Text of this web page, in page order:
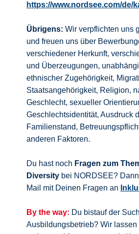
https://www.nordsee.com/de/
Übrigens: Wir verpflichten uns
und freuen uns über
verschiedener Herkunft,
und Überzeugungen,
ethnischer Zugehörigkeit,
Staatsangehörigkeit, Religion,
Geschlecht, sexueller
Geschlechtsidentität, Ausdruck
Familienstand,
anderen Faktoren.
Du hast noch Fragen zum
Diversity bei NORDSEE?
Mail mit Deinen Fragen an
By the way: Du bistauf der
Ausbildungsbetrieb? Wir